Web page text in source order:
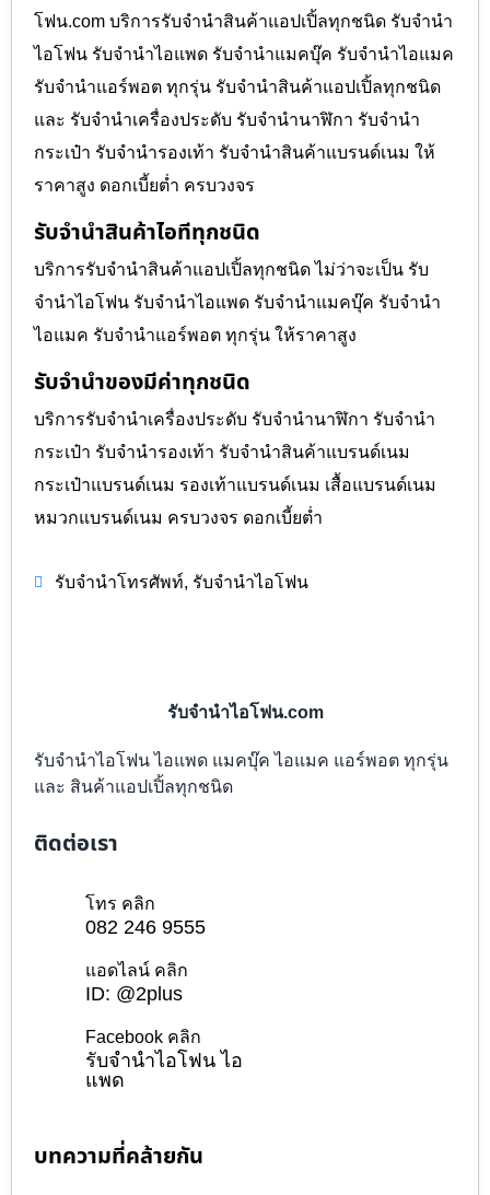
โฟน.com บริการรับจำนำสินค้าแอปเปิ้ลทุกชนิด รับจำนำ
ไอโฟน รับจำนำไอแพด รับจำนำแมคบุ๊ค รับจำนำไอแมค
รับจำนำแอร์พอต ทุกรุ่น รับจำนำสินค้าแอปเปิ้ลทุกชนิด
และ รับจำนำเครื่องประดับ รับจำนำนาฬิกา รับจำนำ
กระเป๋า รับจำนำรองเท้า รับจำนำสินค้าแบรนด์เนม ให้
ราคาสูง ดอกเบี้ยต่ำ ครบวงจร
รับจำนำสินค้าไอทีทุกชนิด
บริการรับจำนำสินค้าแอปเปิ้ลทุกชนิด ไม่ว่าจะเป็น รับ
จำนำไอโฟน รับจำนำไอแพด รับจำนำแมคบุ๊ค รับจำนำ
ไอแมค รับจำนำแอร์พอต ทุกรุ่น ให้ราคาสูง
รับจำนำของมีค่าทุกชนิด
บริการรับจำนำเครื่องประดับ รับจำนำนาฬิกา รับจำนำ
กระเป๋า รับจำนำรองเท้า รับจำนำสินค้าแบรนด์เนม
กระเป๋าแบรนด์เนม รองเท้าแบรนด์เนม เสื้อแบรนด์เนม
หมวกแบรนด์เนม ครบวงจร ดอกเบี้ยต่ำ
รับจำนำโทรศัพท์, รับจำนำไอโฟน
รับจำนำไอโฟน.com
รับจำนำไอโฟน ไอแพด แมคบุ๊ค ไอแมค แอร์พอต ทุกรุ่น
และ สินค้าแอปเปิ้ลทุกชนิด
ติดต่อเรา
โทร คลิก
082 246 9555
แอดไลน์ คลิก
ID: @2plus
Facebook คลิก
รับจำนำไอโฟน ไอ
แพด
บทความที่คล้ายกัน